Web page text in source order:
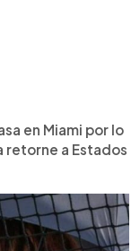
en Miami por lo
retorne a Estados